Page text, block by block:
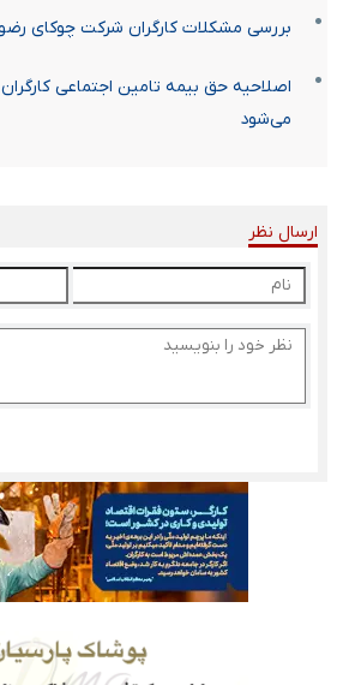
بررسی مشکلات کارگران شرکت چوکای
اصلاحیه حق بیمه تامین اجتماعی
می‌شود
ارسال نظر